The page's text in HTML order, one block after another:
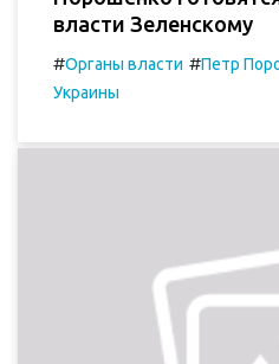
власти Зеленскому
#Органы власти #Петр
Украины